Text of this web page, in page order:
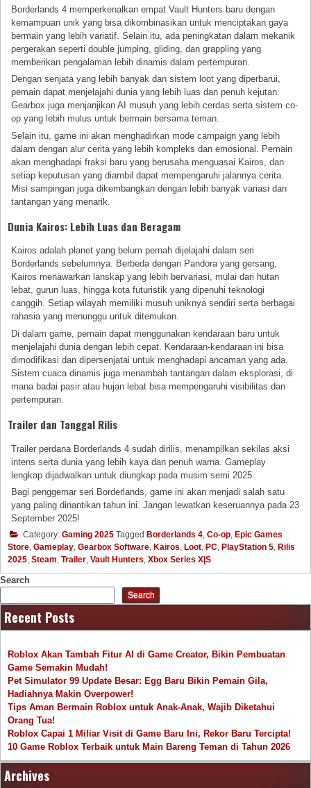
Borderlands 4 memperkenalkan empat Vault Hunters baru dengan
kemampuan unik yang bisa dikombinasikan untuk menciptakan gaya
bermain yang lebih variatif. Selain itu, ada peningkatan dalam mekanik
pergerakan seperti double jumping, gliding, dan grappling yang
memberikan pengalaman lebih dinamis dalam pertempuran.
Dengan senjata yang lebih banyak dan sistem loot yang diperbarui,
pemain dapat menjelajahi dunia yang lebih luas dan penuh kejutan.
Gearbox juga menjanjikan AI musuh yang lebih cerdas serta sistem co-
op yang lebih mulus untuk bermain bersama teman.
Selain itu, game ini akan menghadirkan mode campaign yang lebih
dalam dengan alur cerita yang lebih kompleks dan emosional. Pemain
akan menghadapi fraksi baru yang berusaha menguasai Kairos, dan
setiap keputusan yang diambil dapat mempengaruhi jalannya cerita.
Misi sampingan juga dikembangkan dengan lebih banyak variasi dan
tantangan yang menarik.
Dunia Kairos: Lebih Luas dan Beragam
Kairos adalah planet yang belum pernah dijelajahi dalam seri
Borderlands sebelumnya. Berbeda dengan Pandora yang gersang,
Kairos menawarkan lanskap yang lebih bervariasi, mulai dari hutan
lebat, gurun luas, hingga kota futuristik yang dipenuhi teknologi
canggih. Setiap wilayah memiliki musuh uniknya sendiri serta berbagai
rahasia yang menunggu untuk ditemukan.
Di dalam game, pemain dapat menggunakan kendaraan baru untuk
menjelajahi dunia dengan lebih cepat. Kendaraan-kendaraan ini bisa
dimodifikasi dan dipersenjatai untuk menghadapi ancaman yang ada.
Sistem cuaca dinamis juga menambah tantangan dalam eksplorasi, di
mana badai pasir atau hujan lebat bisa mempengaruhi visibilitas dan
pertempuran.
Trailer dan Tanggal Rilis
Trailer perdana Borderlands 4 sudah dirilis, menampilkan sekilas aksi
intens serta dunia yang lebih kaya dan penuh warna. Gameplay
lengkap dijadwalkan untuk diungkap pada musim semi 2025.
Bagi penggemar seri Borderlands, game ini akan menjadi salah satu
yang paling dinantikan tahun ini. Jangan lewatkan keseruannya pada 23
September 2025!
Category: Gaming 2025 Tagged Borderlands 4 Co-op Epic Games
Store Gameplay Gearbox Software Kairos Loot PC PlayStation 5 Rilis
2025 Steam Trailer Vault Hunters Xbox Series X|S
Search
Search
Recent Posts
Roblox Akan Tambah Fitur AI di Game Creator, Bikin Pembuatan
Game Semakin Mudah!
Pet Simulator 99 Update Besar: Egg Baru Bikin Pemain Gila,
Hadiahnya Makin Overpower!
Tips Aman Bermain Roblox untuk Anak-Anak, Wajib Diketahui
Orang Tua!
Roblox Capai 1 Miliar Visit di Game Baru Ini, Rekor Baru Tercipta!
10 Game Roblox Terbaik untuk Main Bareng Teman di Tahun 2026
Archives